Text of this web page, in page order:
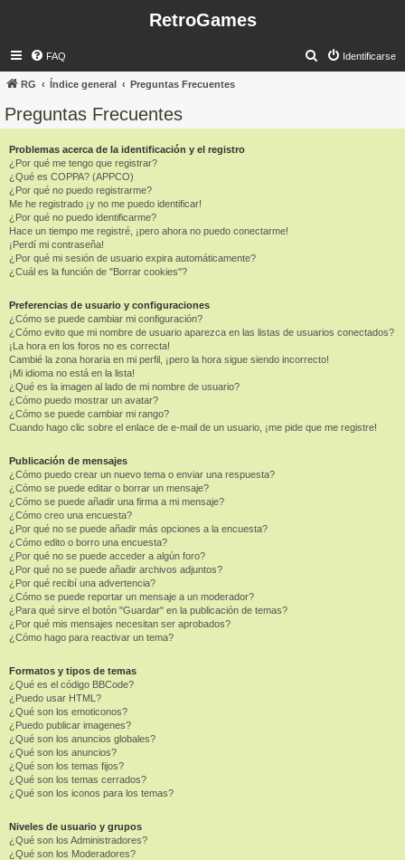
RetroGames
FAQ Identificarse
RG Índice general Preguntas Frecuentes
Preguntas Frecuentes
Problemas acerca de la identificación y el registro
¿Por qué me tengo que registrar?
¿Qué es COPPA? (APPCO)
¿Por qué no puedo registrarme?
Me he registrado ¡y no me puedo identificar!
¿Por qué no puedo identificarme?
Hace un tiempo me registré, ¡pero ahora no puedo conectarme!
¡Perdí mi contraseña!
¿Por qué mi sesión de usuario expira automáticamente?
¿Cuál es la función de "Borrar cookies"?
Preferencias de usuario y configuraciones
¿Cómo se puede cambiar mi configuración?
¿Cómo evito que mi nombre de usuario aparezca en las listas de usuarios conectados?
¡La hora en los foros no es correcta!
Cambié la zona horaria en mi perfil, ¡pero la hora sigue siendo incorrecto!
¡Mi idioma no está en la lista!
¿Qué es la imagen al lado de mi nombre de usuario?
¿Cómo puedo mostrar un avatar?
¿Cómo se puede cambiar mi rango?
Cuando hago clic sobre el enlace de e-mail de un usuario, ¡me pide que me registre!
Publicación de mensajes
¿Cómo puedo crear un nuevo tema o enviar una respuesta?
¿Cómo se puede editar o borrar un mensaje?
¿Cómo se puede añadir una firma a mi mensaje?
¿Cómo creo una encuesta?
¿Por qué no se puede añadir más opciones a la encuesta?
¿Cómo edito o borro una encuesta?
¿Por qué no se puede acceder a algún foro?
¿Por qué no se puede añadir archivos adjuntos?
¿Por qué recibí una advertencia?
¿Cómo se puede reportar un mensaje a un moderador?
¿Para qué sirve el botón "Guardar" en la publicación de temas?
¿Por qué mis mensajes necesitan ser aprobados?
¿Cómo hago para reactivar un tema?
Formatos y tipos de temas
¿Qué es el código BBCode?
¿Puedo usar HTML?
¿Qué son los emoticonos?
¿Puedo publicar imagenes?
¿Qué son los anuncios globales?
¿Qué son los anuncios?
¿Qué son los temas fijos?
¿Qué son los temas cerrados?
¿Qué son los iconos para los temas?
Niveles de usuario y grupos
¿Qué son los Administradores?
¿Qué son los Moderadores?